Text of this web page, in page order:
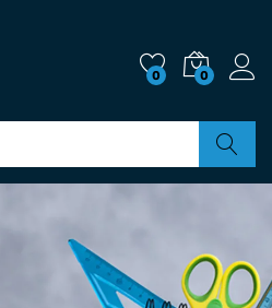
0 0
Chercher